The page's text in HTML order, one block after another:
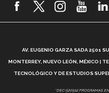
2026! (video)
¿Cómo es el
Vida Tec:
AV. EUGENIO GARZA SADA 2501
MONTERREY, NUEVO LEÓN, MÉXICO |
TECNOLÓGICO Y DE ESTUDIOS
*DEC-520912 PROGRAMAS